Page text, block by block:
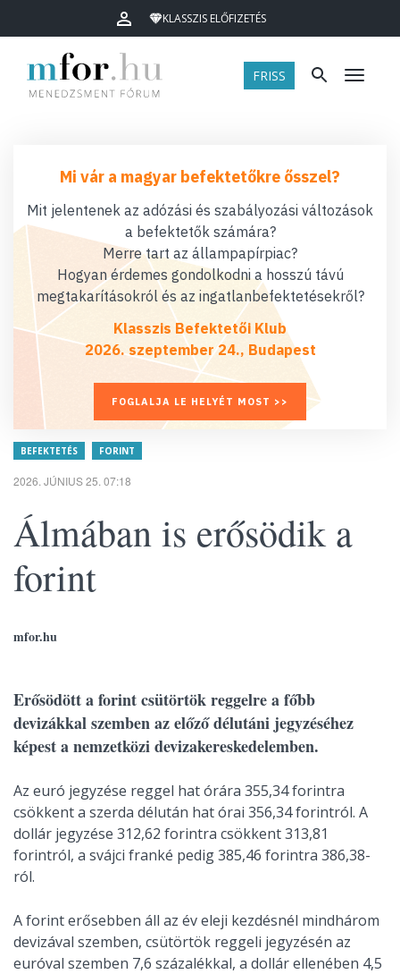
KLASSZIS ELŐFIZETÉS
FRISS Menü
Mi vár a magyar befektetőkre ősszel?
Mit jelentenek az adózási és szabályozási változások
a befektetők számára?
Merre tart az állampapírpiac?
Hogyan érdemes gondolkodni a hosszú távú
megtakarításokról és az ingatlanbefektetésekről?
Klasszis Befektetői Klub
2026. szeptember 24., Budapest
FOGLALJA LE HELYÉT MOST >>
BEFEKTETÉS FORINT
2026. JÚNIUS 25. 07:18
Álmában is erősödik a
forint
mfor.hu
Erősödött a forint csütörtök reggelre a főbb
devizákkal szemben az előző délutáni jegyzéséhez
képest a nemzetközi devizakereskedelemben.
Az euró jegyzése reggel hat órára 355,34 forintra
csökkent a szerda délután hat órai 356,34 forintról. A
dollár jegyzése 312,62 forintra csökkent 313,81
forintról, a svájci franké pedig 385,46 forintra 386,38-
ról.
A forint erősebben áll az év eleji kezdésnél mindhárom
devizával szemben, csütörtök reggeli jegyzésén az
euróval szemben 7,6 százalékkal, a dollár ellenében 4,5